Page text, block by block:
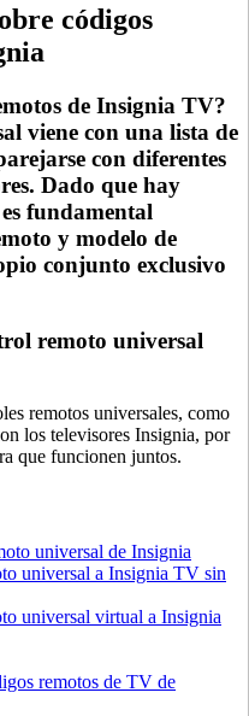
códigos
de Insignia TV?
viene con una lista de
con diferentes
Dado que hay
fundamental
y modelo de
conjunto exclusivo
remoto universal
remotos universales, como
los televisores Insignia, por
que funcionen juntos.
universal de Insignia
universal a Insignia TV sin
universal virtual a Insignia
remotos de TV de